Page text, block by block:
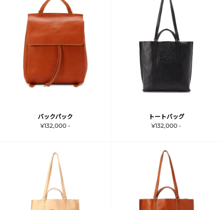
バックパック
¥132,000 -
トートバッグ
¥132,000 -